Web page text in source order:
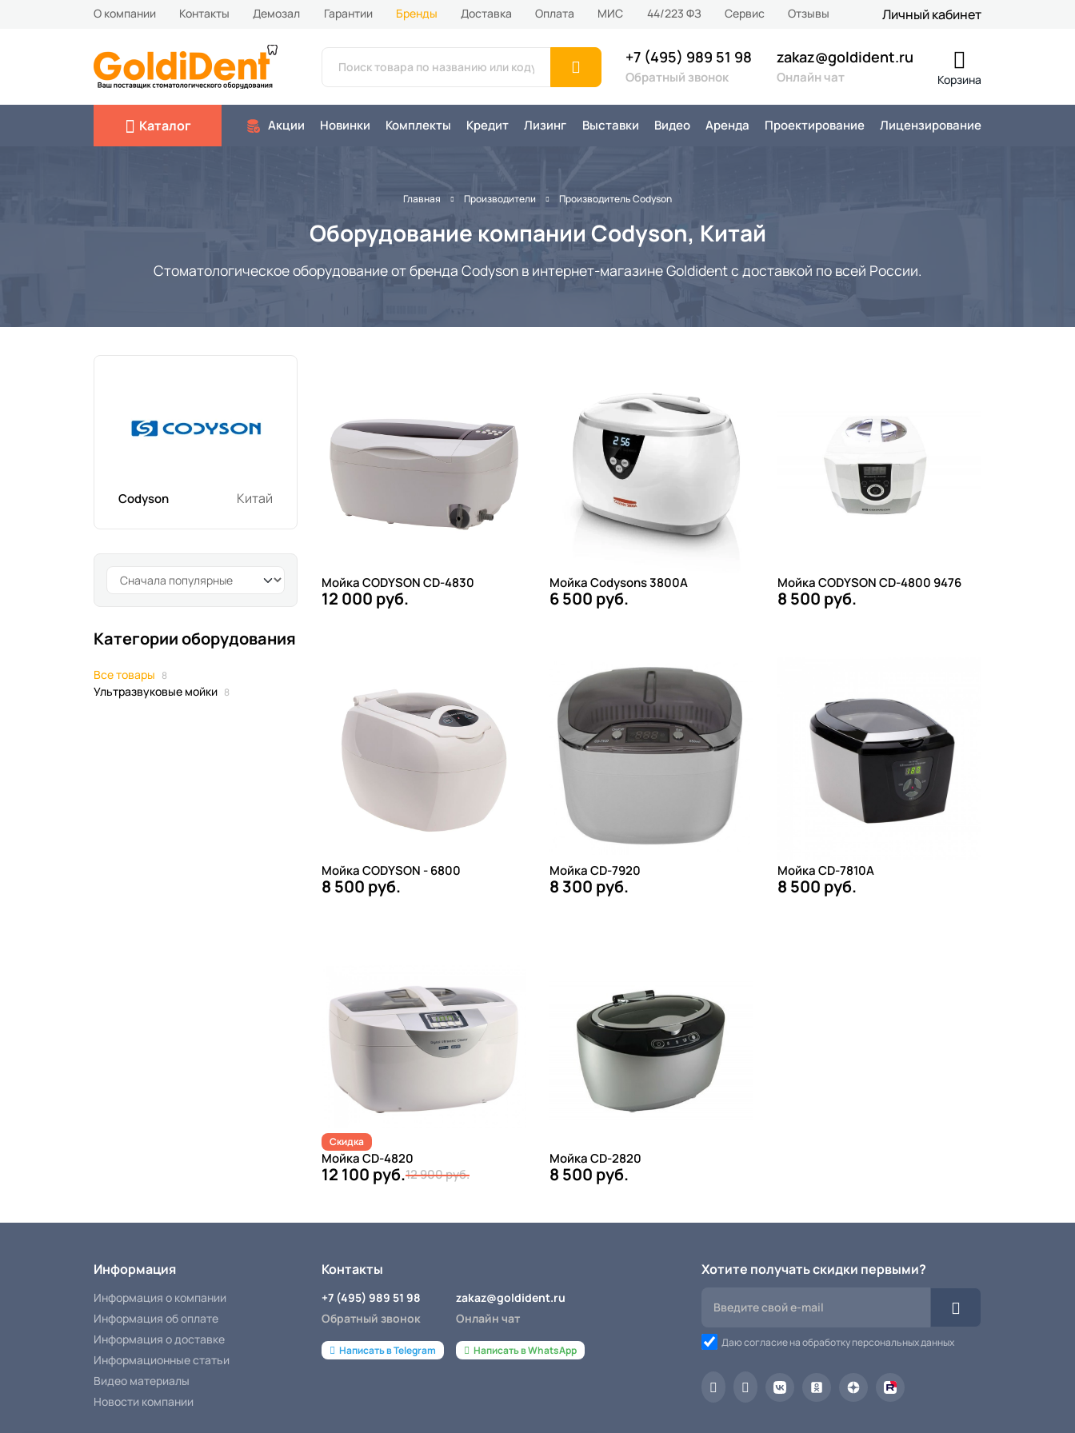
О компании Контакты Демозал Гарантии Бренды Доставка Оплата MИС 44/223 ФЗ Сервис Отзывы Личный кабинет
+7 (495) 989 51 98
Обратный звонок
zakaz@goldident.ru
Онлайн чат Корзина
Каталог Акции Новинки Комплекты Кредит Лизинг Выставки Видео Аренда Проектирование Лицензирование
Главная Производители Производитель Codyson
Оборудование компании Codyson, Китай
Стоматологическое оборудование от бренда Codyson в интернет-магазине Goldident с доставкой по всей России.
Codyson Китай
Категории оборудования
Все товары 8
Ультразвуковые мойки 8
Мойка CODYSON CD-4830
12 000 руб.
Мойка Сodysons 3800A
6 500 руб.
Мойка CODYSON CD-4800 9476
8 500 руб.
Мойка CODYSON - 6800
8 500 руб.
Мойка CD-7920
8 300 руб.
Мойка CD-7810A
8 500 руб.
Скидка
Мойка CD-4820
12 100 руб.12 900 руб.
Мойка CD-2820
8 500 руб.
Информация
Информация о компании
Информация об оплате
Информация о доставке
Информационные статьи
Видео материалы
Новости компании
Контакты
+7 (495) 989 51 98
Обратный звонок
Написать в Telegram
zakaz@goldident.ru
Онлайн чат
Написать в WhatsApp
Хотите получать скидки первыми?
Даю согласие на обработку персональных данных